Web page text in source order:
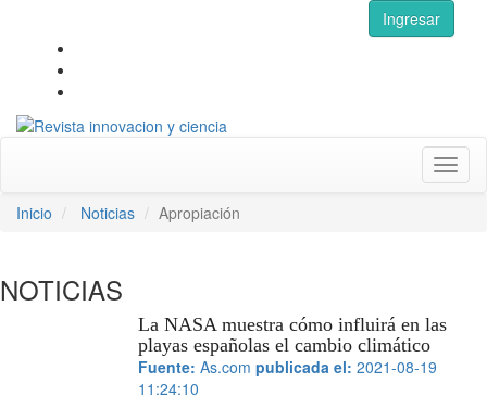
Ingresar
Inicio
Noticias Apropiación
NOTICIAS
La NASA muestra cómo influirá en las
playas españolas el cambio climático
Fuente: As.com publicada el: 2021-08-19
11:24:10